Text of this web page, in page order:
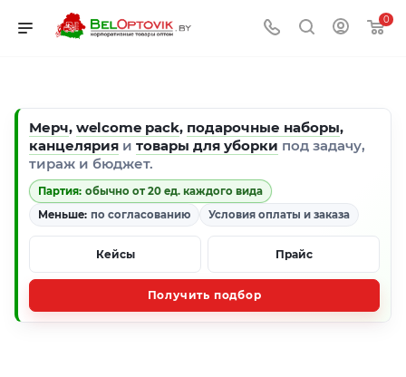
0
Мерч, welcome pack, подарочные наборы,
канцелярия и товары для уборки под задачу,
тираж и бюджет.
Партия: обычно от 20 ед. каждого вида
Меньше: по согласованию Условия оплаты и заказа
Кейсы Прайс
Получить подбор